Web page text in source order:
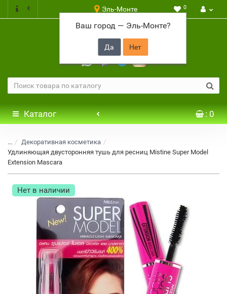
Эль-Монте
Ваш город — Эль-Монте?
0
+7 917 646 65 48
Каталог : 0
...
Декоративная косметика
Удлиняющая двусторонняя тушь для ресниц Mistine Super Model
Extension Mascara
Нет в наличии